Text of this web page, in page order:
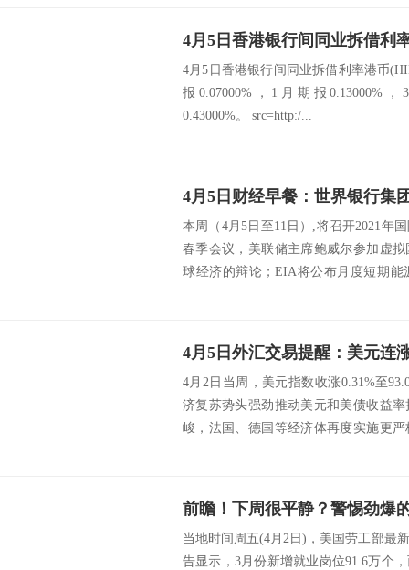
4月5日香港银行间同业拆借利
4月5日香港银行间同业拆借利率港币
报0.07000%，1月期报0.13000%
0.43000%。 src=http:/...
本周（4月5日至11日）,将召开2021年
春季会议，美联储主席鲍威尔参加虚
球经济的辩论；EIA将公布月度短期
4月2日当周，美元指数收涨0.31%至
济复苏势头强劲推动美元和美债收益
峻，法国、德国等经济体再度实施更
当地时间周五(4月2日)，美国劳工部最
告显示，3月份新增就业岗位91.6万个